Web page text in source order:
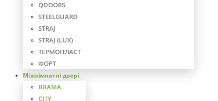
QDOORS
STEELGUARD
STRAJ
STRAJ (LUX)
ТЕРМОПЛАСТ
ФОРТ
Міжкімнатні двері
BRAMA
CITY